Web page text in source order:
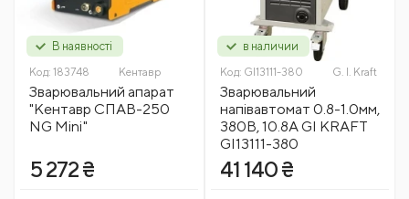
В наявності
Код: 183748 Кентавр
Зварювальний апарат
"Кентавр СПАВ-250
NG Mini"
5 272 ₴
в наличии
Код: GI13111-380 G. I. Kraft
Зварювальний
напівавтомат 0.8-1.0мм,
380В, 10.8А GI KRAFT
GI13111-380
41 140 ₴